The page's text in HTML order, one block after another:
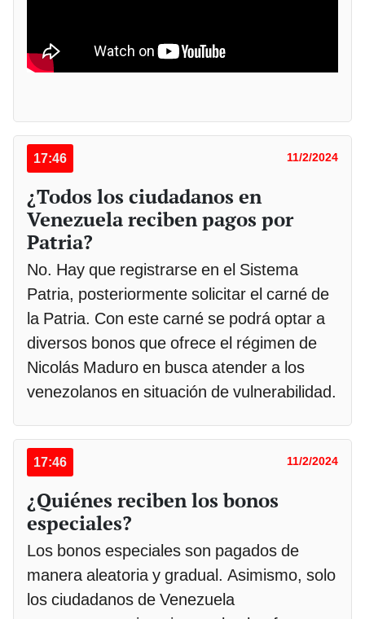
17:46 11/2/2024
¿Todos los ciudadanos en
Venezuela reciben pagos por
Patria?
No. Hay que registrarse en el Sistema
Patria, posteriormente solicitar el carné de
la Patria. Con este carné se podrá optar a
diversos bonos que ofrece el régimen de
Nicolás Maduro en busca atender a los
venezolanos en situación de vulnerabilidad.
17:46 11/2/2024
¿Quiénes reciben los bonos
especiales?
Los bonos especiales son pagados de
manera aleatoria y gradual. Asimismo, solo
los ciudadanos de Venezuela